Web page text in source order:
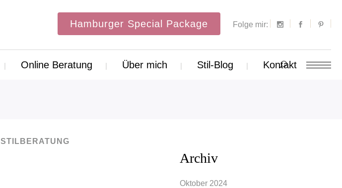
Hamburger Special Package Folge mir:
Online Beratung Über mich Stil-Blog Kontakt
STILBERATUNG
Archiv
Oktober 2024